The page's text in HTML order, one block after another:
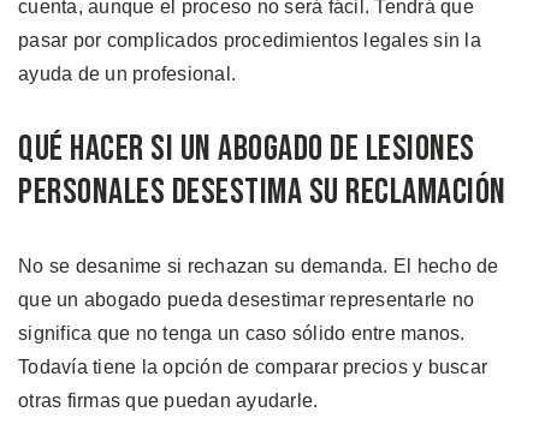
cuenta, aunque el proceso no será fácil. Tendrá que
pasar por complicados procedimientos legales sin la
ayuda de un profesional.
Qué Hacer si un Abogado de Lesiones
Personales Desestima su Reclamación
No se desanime si rechazan su demanda. El hecho de
que un abogado pueda desestimar representarle no
significa que no tenga un caso sólido entre manos.
Todavía tiene la opción de comparar precios y buscar
otras firmas que puedan ayudarle.